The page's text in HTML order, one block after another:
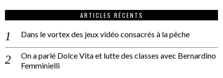
ARTICLES RÉCENTS
Dans le vortex des jeux vidéo consacrés à la pêche
On a parlé Dolce Vita et lutte des classes avec Bernardino
Femminielli